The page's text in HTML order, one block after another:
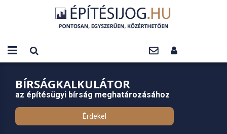
BÍRSÁGKALKULÁTOR
az építésügyi bírság meghatározásához
Érdekel